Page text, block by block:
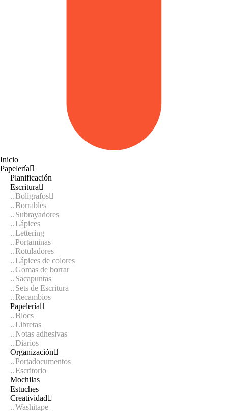
Inicio
Papelería
Planificación
Escritura
Bolígrafos
Borrables
Subrayadores
Lápices
Lettering
Portaminas
Rotuladores
Lápices de colores
Gomas de borrar
Sacapuntas
Sets de Escritura
Recambios
Papelería
Blocs
Libretas
Notas adhesivas
Diarios
Organización
Portadocumentos
Escritorio
Mochilas
Estuches
Creatividad
Washitape